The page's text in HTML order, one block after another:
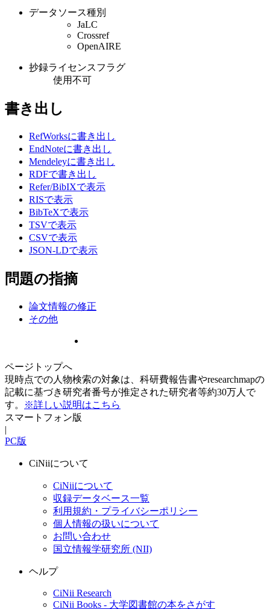
データソース種別
JaLC
Crossref
OpenAIRE
抄録ライセンスフラグ
使用不可
書き出し
RefWorksに書き出し
EndNoteに書き出し
Mendeleyに書き出し
RDFで書き出し
Refer/BibIXで表示
RISで表示
BibTeXで表示
TSVで表示
CSVで表示
JSON-LDで表示
問題の指摘
論文情報の修正
その他
ページトップへ
現時点での人物検索の対象は、科研費報告書やresearchmapの
記載に基づき研究者番号が推定された研究者等約30万人で
す。
※詳しい説明はこちら
スマートフォン版
|
PC版
CiNiiについて
CiNiiについて
収録データベース一覧
利用規約・プライバシーポリシー
個人情報の扱いについて
お問い合わせ
国立情報学研究所 (NII)
ヘルプ
CiNii Research
CiNii Books - 大学図書館の本をさがす